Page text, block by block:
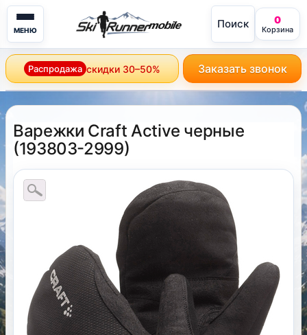
МЕНЮ mobile Поиск 0
Корзина
Распродажа скидки 30–50% Заказать звонок
Варежки Craft Active черные
(193803-2999)